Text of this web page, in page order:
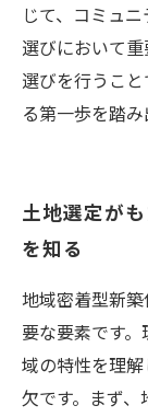
じて、コミュ
選びにおいて
選びを行うこ
る第一歩を踏み
土地選定が
を知る
地域密着型新
要な要素です
域の特性を理
欠です。まず